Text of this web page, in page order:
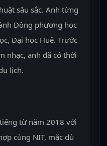
sâu sắc. Anh từng
Đông phương học
Đại học Huế. Trước
nhạc, anh đã có thời
lịch.
từ năm 2018 với
cùng NIT, mặc dù